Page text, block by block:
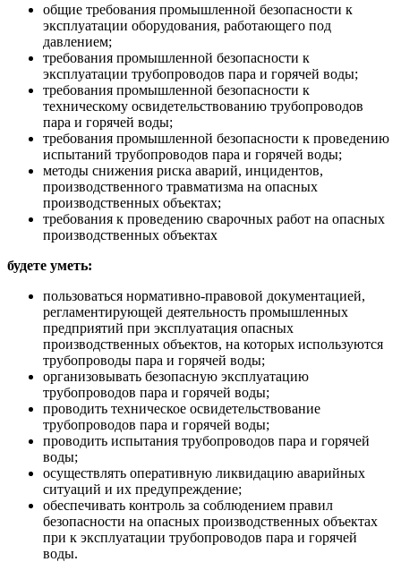
общие требования промышленной безопасности к
эксплуатации оборудования, работающего под
давлением;
требования промышленной безопасности к
эксплуатации трубопроводов пара и горячей воды;
требования промышленной безопасности к
техническому освидетельствованию трубопроводов
пара и горячей воды;
требования промышленной безопасности к проведению
испытаний трубопроводов пара и горячей воды;
методы снижения риска аварий, инцидентов,
производственного травматизма на опасных
производственных объектах;
требования к проведению сварочных работ на опасных
производственных объектах
будете уметь:
пользоваться нормативно-правовой документацией,
регламентирующей деятельность промышленных
предприятий при эксплуатация опасных
производственных объектов, на которых используются
трубопроводы пара и горячей воды;
организовывать безопасную эксплуатацию
трубопроводов пара и горячей воды;
проводить техническое освидетельствование
трубопроводов пара и горячей воды;
проводить испытания трубопроводов пара и горячей
воды;
осуществлять оперативную ликвидацию аварийных
ситуаций и их предупреждение;
обеспечивать контроль за соблюдением правил
безопасности на опасных производственных объектах
при к эксплуатации трубопроводов пара и горячей
воды.